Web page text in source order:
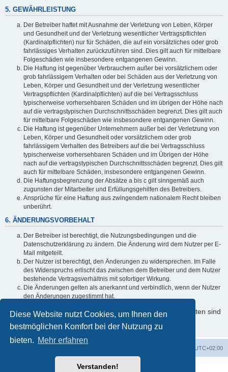
Diese Website nutzt Cookies, um Ihnen den
bestmöglichen Komfort bei der Nutzung zu
bieten. Mehr erfahren
Verstanden!
5. GEWÄHRLEISTUNG
Der Betreiber haftet mit Ausnahme der Verletzung von Leben, Körper
und Gesundheit und der Verletzung wesentlicher Vertragspflichten
(Kardinalpflichten) nur für Schäden, die auf ein vorsätzliches oder grob
fahrlässiges Verhalten zurückzuführen sind. Dies gilt auch für mittelbare
Folgeschäden wie insbesondere entgangenen Gewinn.
Die Haftung ist gegenüber Verbrauchern außer bei vorsätzlichem oder
grob fahrlässigem Verhalten oder bei Schäden aus der Verletzung von
Leben, Körper und Gesundheit und der Verletzung wesentlicher
Vertragspflichten (Kardinalpflichten) auf die bei Vertragsschluss
typischerweise vorhersehbaren Schäden und im übrigen der Höhe nach
auf die vertragstypischen Durchschnittsschäden begrenzt. Dies gilt auch
für mittelbare Folgeschäden wie insbesondere entgangenen Gewinn.
Die Haftung ist gegenüber Unternehmern außer bei der Verletzung von
Leben, Körper und Gesundheit oder vorsätzlichem oder grob
fahrlässigem Verhalten des Betreibers auf die bei Vertragsschluss
typischerweise vorhersehbaren Schäden und im Übrigen der Höhe
nach auf die vertragstypischen Durchschnittsschäden begrenzt. Dies gilt
auch für mittelbare Schäden, insbesondere entgangenen Gewinn.
Die Haftungsbegrenzung der Absätze a bis c gilt sinngemäß auch
zugunsten der Mitarbeiter und Erfüllungsgehilfen des Betreibers.
Ansprüche für eine Haftung aus zwingendem nationalem Recht bleiben
unberührt.
6. ÄNDERUNGSVORBEHALT
Der Betreiber ist berechtigt, die Nutzungsbedingungen und die
Datenschutzerklärung zu ändern. Die Änderung wird dem Nutzer per E-
Mail mitgeteilt.
Der Nutzer ist berechtigt, den Änderungen zu widersprechen. Im Falle
des Widerspruchs erlischt das zwischen dem Betreiber und dem Nutzer
bestehende Vertragsverhältnis mit sofortiger Wirkung.
Die Änderungen gelten als anerkannt und verbindlich, wenn der Nutzer
den Änderungen zugestimmt hat.
Informationen über den Umgang mit Ihren persönlichen Daten sind
in der Datenschutzerklärung enthalten.
UTC+02:00
Powered byphpBB® Forum Software © phpBB Limited